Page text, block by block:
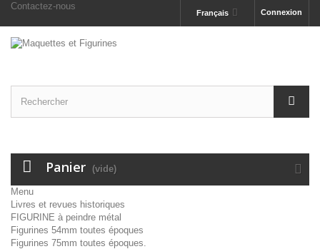
Connexion
Français
Contactez-nous
Panier (vide)
Menu
Livres et revues historiques
FIGURINE à peindre métal
Figurines 54mm toutes époques
Figurines 75mm toutes époques.